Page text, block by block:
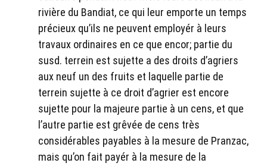
rivière du Bandiat, ce qui leur emporte un temps
précieux qu’ils ne peuvent employér à leurs
travaux ordinaires en ce que encor; partie du
susd. terrein est sujette a des droits d’agriers
aux neuf un des fruits et laquelle partie de
terrein sujette à ce droit d’agrier est encore
sujette pour la majeure partie à un cens, et que
l’autre partie est grêvée de cens très
considérables payables à la mesure de Pranzac,
mais qu’on fait payér à la mesure de la